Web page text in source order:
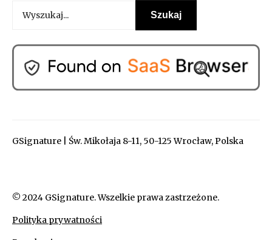
GSignature | Św. Mikołaja 8-11, 50-125 Wrocław, Polska
© 2024 GSignature. Wszelkie prawa zastrzeżone.
Polityka prywatności